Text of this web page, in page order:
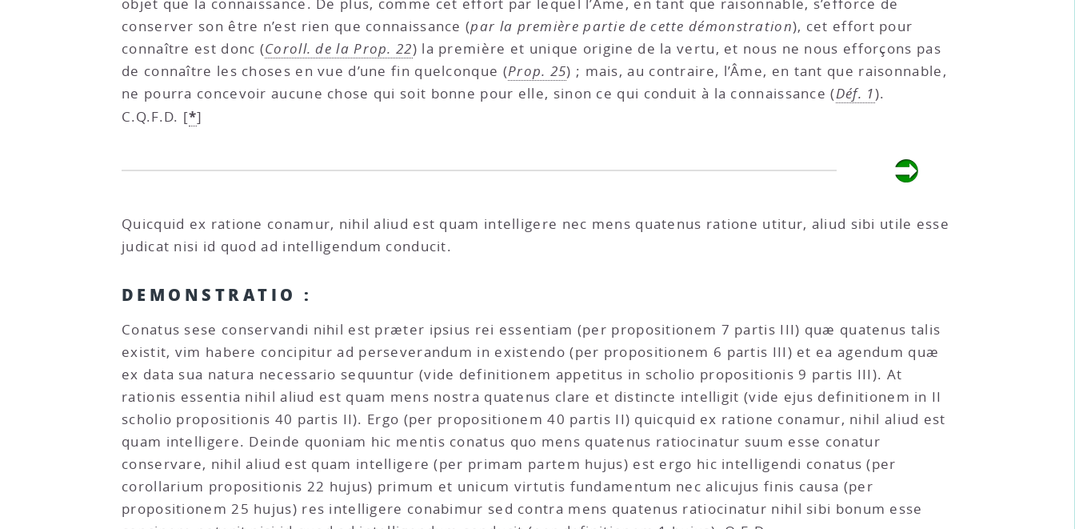
conserver son être n’est rien que connaissance (par la première partie de cette démonstration), cet effort pour
connaître est donc (Coroll. de la Prop. 22) la première et unique origine de la vertu, et nous ne nous efforçons pas
de connaître les choses en vue d’une fin quelconque (Prop. 25) ; mais, au contraire, l’Âme, en tant que raisonnable,
ne pourra concevoir aucune chose qui soit bonne pour elle, sinon ce qui conduit à la connaissance (Déf. 1).
C.Q.F.D. [*]
Quicquid ex ratione conamur, nihil aliud est quam intelligere nec mens quatenus ratione utitur, aliud sibi utile esse
judicat nisi id quod ad intelligendum conducit.
DEMONSTRATIO :
Conatus sese conservandi nihil est præter ipsius rei essentiam (per propositionem 7 partis III) quæ quatenus talis
existit, vim habere concipitur ad perseverandum in existendo (per propositionem 6 partis III) et ea agendum quæ
ex data sua natura necessario sequuntur (vide definitionem appetitus in scholio propositionis 9 partis III). At
rationis essentia nihil aliud est quam mens nostra quatenus clare et distincte intelligit (vide ejus definitionem in II
scholio propositionis 40 partis II). Ergo (per propositionem 40 partis II) quicquid ex ratione conamur, nihil aliud est
quam intelligere. Deinde quoniam hic mentis conatus quo mens quatenus ratiocinatur suum esse conatur
conservare, nihil aliud est quam intelligere (per primam partem hujus) est ergo hic intelligendi conatus (per
corollarium propositionis 22 hujus) primum et unicum virtutis fundamentum nec alicujus finis causa (per
propositionem 25 hujus) res intelligere conabimur sed contra mens quatenus ratiocinatur nihil sibi bonum esse